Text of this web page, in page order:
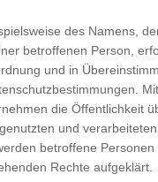
Stelle, der
im Rahmen eines
erhalten, gelten
außer der
Verantwortlichen
des Namens,
betroffenen Person,
und in
die Öffentlichkeit
und verarbeiteten
betroffene Personen
Rechte aufgeklärt.